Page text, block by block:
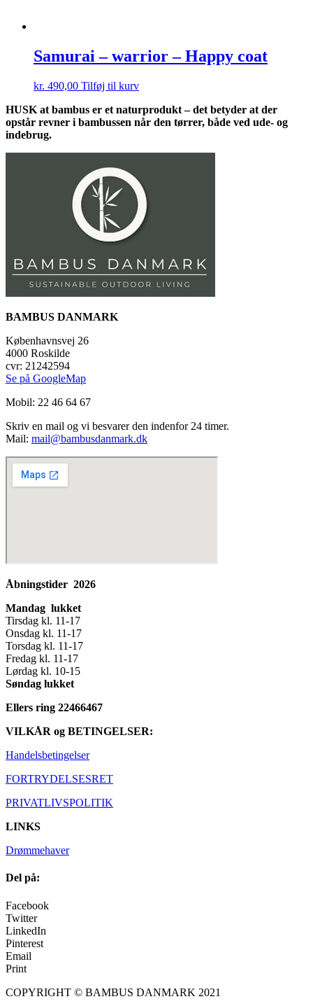
Samurai – warrior – Happy coat
kr. 490,00 Tilføj til kurv
HUSK at bambus er et naturprodukt – det betyder at der
opstår revner i bambussen når den tørrer, både ved ude- og
indebrug.
BAMBUS DANMARK
Københavnsvej 26
4000 Roskilde
cvr: 21242594
Se på GoogleMap
Mobil: 22 46 64 67
Skriv en mail og vi besvarer den indenfor 24 timer.
Mail: mail@bambusdanmark.dk
Åbningstider 2026
Mandag lukket
Tirsdag kl. 11-17
Onsdag kl. 11-17
Torsdag kl. 11-17
Fredag kl. 11-17
Lørdag kl. 10-15
Søndag lukket
Ellers ring 22466467
VILKÅR og BETINGELSER:
Handelsbetingelser
FORTRYDELSESRET
PRIVATLIVSPOLITIK
LINKS
Drømmehaver
Del på:
Facebook
Twitter
LinkedIn
Pinterest
Email
Print
COPYRIGHT © BAMBUS DANMARK 2021